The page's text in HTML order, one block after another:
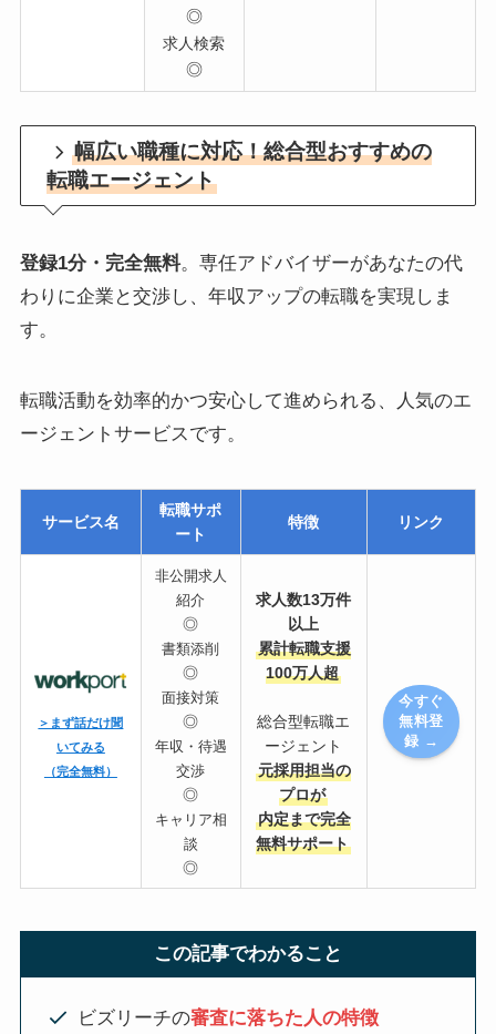
◎
求人検索
◎
幅広い職種に対応！総合型おすすめの
転職エージェント
登録1分・完全無料。専任アドバイザーがあなたの代
わりに企業と交渉し、年収アップの転職を実現しま
す。
転職活動を効率的かつ安心して進められる、人気のエ
ージェントサービスです。
サービス名
転職サポ
ート
特徴 リンク
＞まず話だけ聞
いてみる
（完全無料）
非公開求人
紹介
◎
書類添削
◎
面接対策
◎
年収・待遇
交渉
◎
キャリア相
談
◎
求人数13万件
以上
累計転職支援
100万人超
総合型転職エ
ージェント
元採用担当の
プロが
内定まで完全
無料サポート
今すぐ
無料登
録 →
この記事でわかること
ビズリーチの審査に落ちた人の特徴